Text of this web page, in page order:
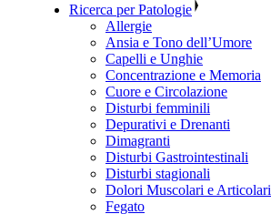
Ricerca per Patologie
Allergie
Ansia e Tono dell’Umore
Capelli e Unghie
Concentrazione e Memoria
Cuore e Circolazione
Disturbi femminili
Depurativi e Drenanti
Dimagranti
Disturbi Gastrointestinali
Disturbi stagionali
Dolori Muscolari e Articolari
Fegato